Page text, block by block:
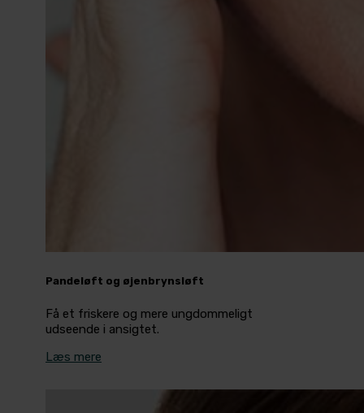
Pandeløft og øjenbrynsløft
Få et friskere og mere ungdommeligt
udseende i ansigtet.
Læs mere